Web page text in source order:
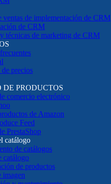
ventas de implementación de CRM
de CRM
técnicas de marketing de CRM
precios
DE PRODUCTOS
comercio electrónico
de Amazon
Feed
PrestaShop
catálogo
de catálogos
catálogo
de productos
imagen